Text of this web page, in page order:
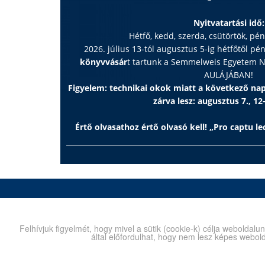
Felhívjuk figyelmét, hogy mivel a sütik (cookie-k) célja
által előfordulhat, hogy nem lesz képes
Nyitvatartási idő:
Hétfő, kedd, szerda, csütörtök,
2026. július 13-tól augusztus 5-ig hétfőtől
könyvvásárt tartunk a Semmelweis Egyetem
AULÁJÁBAN!
Figyelem: technikai okok miatt a következő
zárva lesz: augusztus 7.,
Értő olvasathoz értő olvasó kell! „Pro captu
Kiadó
Postafiók:1445 Bp. Pf. 370
Telefon:210-4403
1089
Telefon:
E-mail: